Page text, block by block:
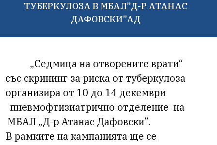
ТУБЕРКУЛОЗА В МБАЛ”Д-Р АТАНАС
ДАФОВСКИ”АД
„Седмица на отворените врати“
със скрининг за риска от туберкулоза
организира от 10 до 14 декември
пневмофтизиатрично отделение на
МБАЛ „Д-р Атанас Дафовски”.
В рамките на кампанията ще се